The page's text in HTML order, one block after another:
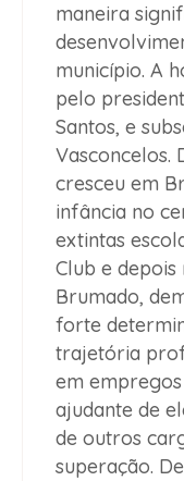
maneira
município. A
pelo
Santos, e
Vasconcelos.
cresceu em
infância no
extintas
Club e depois
Brumado,
forte
trajetória
em
ajudante de
de outros
superação.